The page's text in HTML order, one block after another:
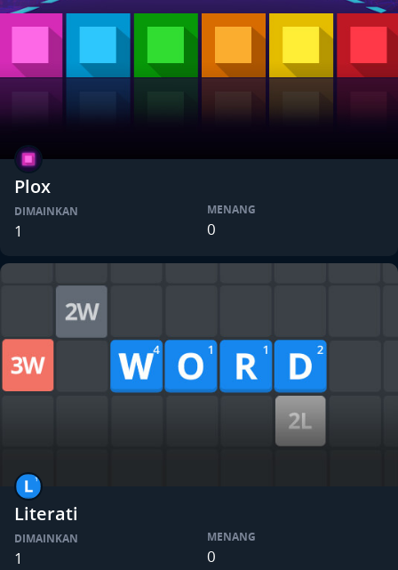
Plox
DIMAINKAN
1
MENANG
0
Literati
DIMAINKAN
1
MENANG
0